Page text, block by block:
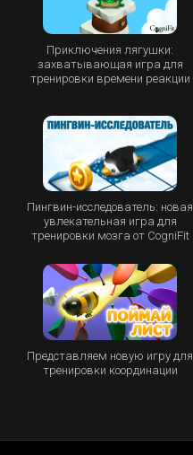
Приключения лягушки:
захватывающая игра для
тренировки времени реакции
Пингвин-исследователь: новая
увлекательная игра для
тренировки мозга от CogniFit
Представляем новую игру для
тренировки координации